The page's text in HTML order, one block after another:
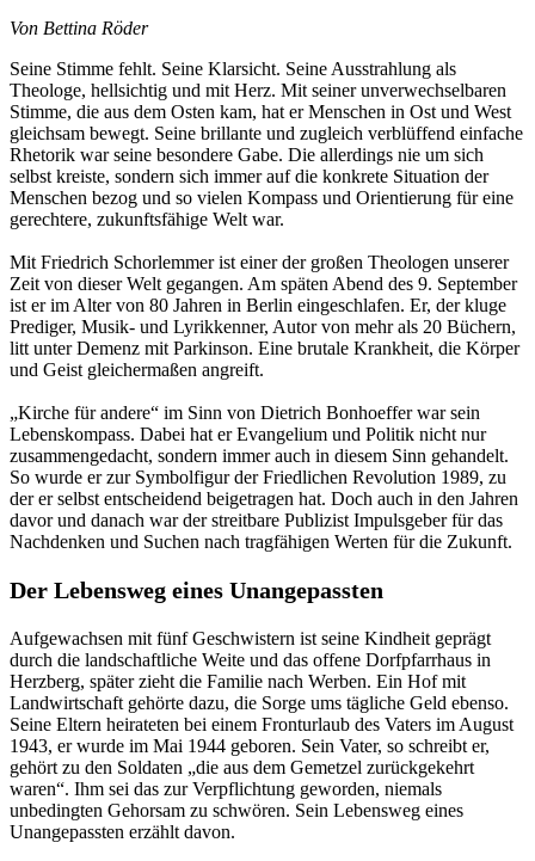
Von Bettina Röder
Seine Stimme fehlt. Seine Klarsicht. Seine Ausstrahlung als
Theologe, hellsichtig und mit Herz. Mit seiner unverwechselbaren
Stimme, die aus dem Osten kam, hat er Menschen in Ost und West
gleichsam bewegt. Seine brillante und zugleich verblüffend einfache
Rhetorik war seine besondere Gabe. Die allerdings nie um sich
selbst kreiste, sondern sich immer auf die konkrete Situation der
Menschen bezog und so vielen Kompass und Orientierung für eine
gerechtere, zukunftsfähige Welt war.
Mit Friedrich Schorlemmer ist einer der großen Theologen unserer
Zeit von dieser Welt gegangen. Am späten Abend des 9. September
ist er im Alter von 80 Jahren in Berlin eingeschlafen. Er, der kluge
Prediger, Musik- und Lyrikkenner, Autor von mehr als 20 Büchern,
litt unter Demenz mit Parkinson. Eine brutale Krankheit, die Körper
und Geist gleichermaßen angreift.
„Kirche für andere“ im Sinn von Dietrich Bonhoeffer war sein
Lebenskompass. Dabei hat er Evangelium und Politik nicht nur
zusammengedacht, sondern immer auch in diesem Sinn gehandelt.
So wurde er zur Symbolfigur der Friedlichen Revolution 1989, zu
der er selbst entscheidend beigetragen hat. Doch auch in den Jahren
davor und danach war der streitbare Publizist Impulsgeber für das
Nachdenken und Suchen nach tragfähigen Werten für die Zukunft.
Der Lebensweg eines Unangepassten
Aufgewachsen mit fünf Geschwistern ist seine Kindheit geprägt
durch die landschaftliche Weite und das offene Dorfpfarrhaus in
Herzberg, später zieht die Familie nach Werben. Ein Hof mit
Landwirtschaft gehörte dazu, die Sorge ums tägliche Geld ebenso.
Seine Eltern heirateten bei einem Fronturlaub des Vaters im August
1943, er wurde im Mai 1944 geboren. Sein Vater, so schreibt er,
gehört zu den Soldaten „die aus dem Gemetzel zurückgekehrt
waren“. Ihm sei das zur Verpflichtung geworden, niemals
unbedingten Gehorsam zu schwören. Sein Lebensweg eines
Unangepassten erzählt davon.